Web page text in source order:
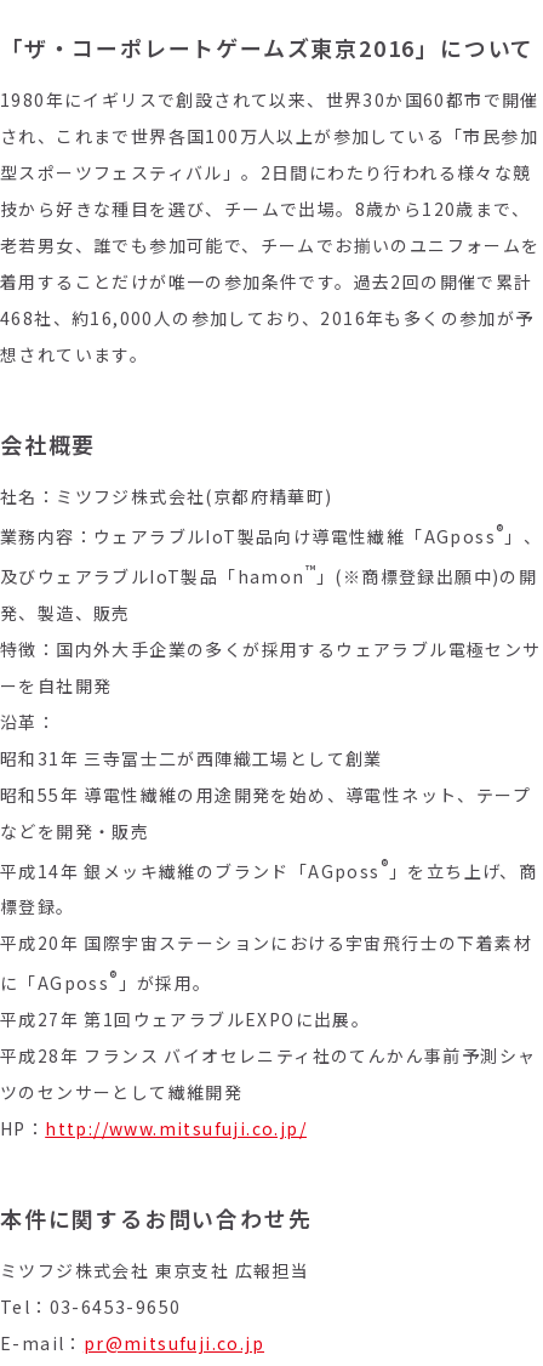
「ザ・コーポレートゲームズ東京2016」について
1980年にイギリスで創設されて以来、世界30か国60都市で開催
され、これまで世界各国100万人以上が参加している「市民参加
型スポーツフェスティバル」。2日間にわたり行われる様々な競
技から好きな種目を選び、チームで出場。8歳から120歳まで、
老若男女、誰でも参加可能で、チームでお揃いのユニフォームを
着用することだけが唯一の参加条件です。過去2回の開催で累計
468社、約16,000人の参加しており、2016年も多くの参加が予
想されています。
会社概要
社名：ミツフジ株式会社(京都府精華町)
業務内容：ウェアラブルIoT製品向け導電性繊維「AGposs® 」、
及びウェアラブルIoT製品「hamon™ 」(※商標登録出願中)の開
発、製造、販売
特徴：国内外大手企業の多くが採用するウェアラブル電極センサ
ーを自社開発
沿革：
昭和31年 三寺冨士二が西陣織工場として創業
昭和55年 導電性繊維の用途開発を始め、導電性ネット、テープ
などを開発・販売
平成14年 銀メッキ繊維のブランド「AGposs ® 」を立ち上げ、商
標登録。
平成20年 国際宇宙ステーションにおける宇宙飛行士の下着素材
に「AGposs® 」が採用。
平成27年 第1回ウェアラブルEXPOに出展。
平成28年 フランス バイオセレニティ社のてんかん事前予測シャ
ツのセンサーとして繊維開発
HP： http://www.mitsufuji.co.jp/
本件に関するお問い合わせ先
ミツフジ株式会社 東京支社 広報担当
Tel：03-6453-9650
E-mail： pr@mitsufuji.co.jp